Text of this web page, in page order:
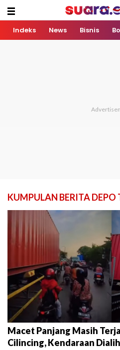
Indeks News Bisnis
KUMPULAN BERITA DEPO
Macet Panjang Masih
Cilincing, Kendaraan